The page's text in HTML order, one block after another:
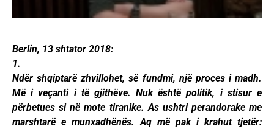
Berlin, 13 shtator 2018:
1.
Ndër shqiptarë zhvillohet, së fundmi, një proces i madh.
Më i veçanti i të gjithëve. Nuk është politik, i stisur e
përbetues si në mote tiranike. As ushtri perandorake me
marshtarë e munxadhënës. Aq më pak i krahut tjetër: